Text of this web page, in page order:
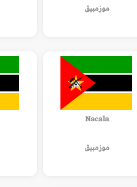
موزمبيق
Nacala
موزمبيق